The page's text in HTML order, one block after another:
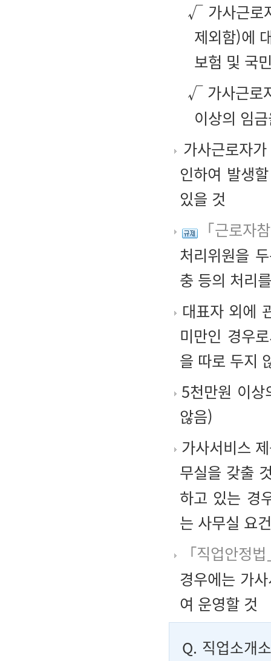
√ 가사근로
제외함)에
보험 및 국
√ 가사근로
이상의 임
가사근로자
인하여 발생
있을 것
「근로자
처리위원을
충 등의 처리
대표자 외에
미만인 경우
을 따로 두지
5천만원 이
않음)
가사서비스
무실을 갖출
하고 있는 경
는 사무실 요
「직업안정
경우에는 가
여 운영할 것
Q. 직업소개